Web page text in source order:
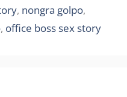
, nongra golpo,
, office boss sex story